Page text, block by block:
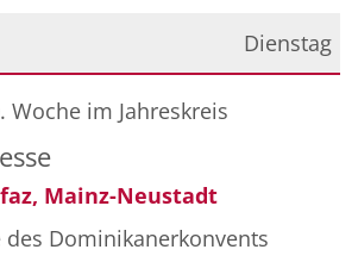
Dienstag
2026
Woche im Jahreskreis
Mainz-Neustadt
des Dominikanerkonvents